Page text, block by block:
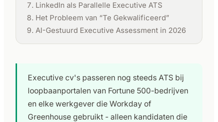
LinkedIn als Parallelle Executive ATS
Het Probleem van “Te Gekwalificeerd”
AI-Gestuurd Executive Assessment in 2026
Executive cv's passeren nog steeds ATS bij
loopbaanportalen van Fortune 500-bedrijven
en elke werkgever die Workday of
Greenhouse gebruikt - alleen kandidaten die